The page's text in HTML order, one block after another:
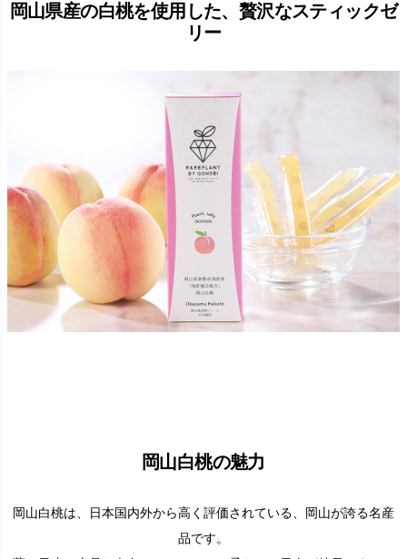
岡山県産の白桃を使用した、贅沢なスティックゼ
リー
岡山白桃の魅力
岡山白桃は、日本国内外から高く評価されている、岡山が誇る名産
品です。